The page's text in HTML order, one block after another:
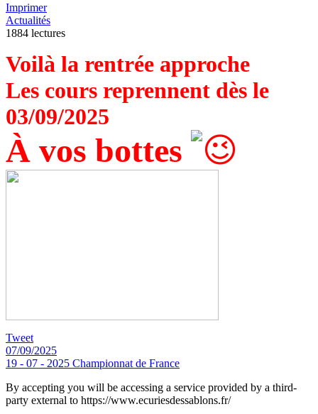
Imprimer
Actualités
1884 lectures
Voilà la rentrée approche
Les cours reprennent dès le
03/09/2025
À vos bottes
Tweet
07/09/2025
19 - 07 - 2025 Championnat de France
By accepting you will be accessing a service provided by a third-
party external to https://www.ecuriesdessablons.fr/